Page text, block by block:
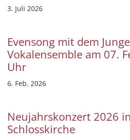
3. Juli 2026
Evensong mit dem
Vokalensemble am 07.
Uhr
6. Feb. 2026
Neujahrskonzert 2026
Schlosskirche